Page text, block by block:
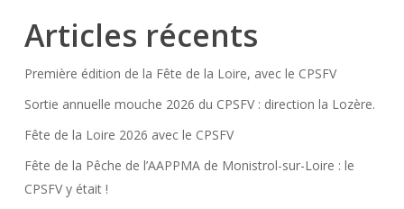
Articles récents
Première édition de la Fête de la Loire, avec le CPSFV
Sortie annuelle mouche 2026 du CPSFV : direction la Lozère.
Fête de la Loire 2026 avec le CPSFV
Fête de la Pêche de l’AAPPMA de Monistrol-sur-Loire : le
CPSFV y était !